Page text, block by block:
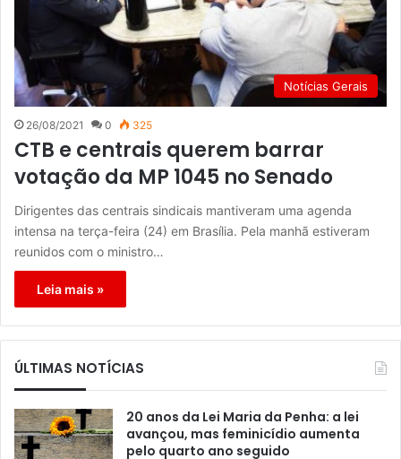
Notícias Gerais
26/08/2021 0 325
CTB e centrais querem barrar
votação da MP 1045 no Senado
Dirigentes das centrais sindicais mantiveram uma agenda
intensa na terça-feira (24) em Brasília. Pela manhã estiveram
reunidos com o ministro…
Leia mais »
ÚLTIMAS NOTÍCIAS
20 anos da Lei Maria da Penha: a lei
avançou, mas feminicídio aumenta
pelo quarto ano seguido